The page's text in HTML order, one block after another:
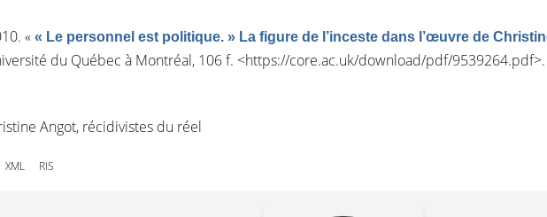
« « Le personnel est politique. » La figure de l’inceste dans l’œuvre de
du Québec à Montréal, 106 f. <https://core.ac.uk/download/pdf/9539264.pdf
Angot, récidivistes du réel
XML RIS